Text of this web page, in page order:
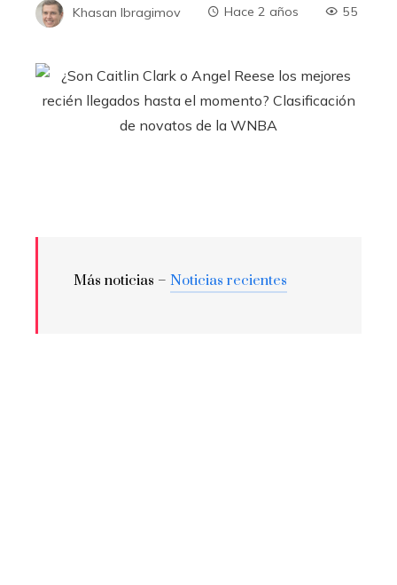
Khasan Ibragimov Hace 2 años 55
Más noticias – Noticias recientes